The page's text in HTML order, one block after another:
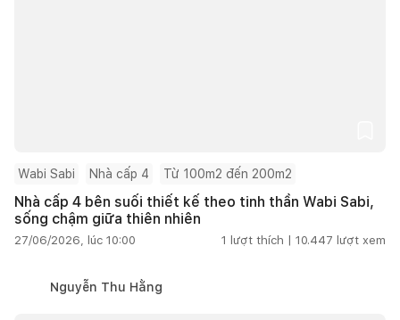
Wabi Sabi Nhà cấp 4 Từ 100m2 đến 200m2
Nhà cấp 4 bên suối thiết kế theo tinh thần Wabi Sabi,
sống chậm giữa thiên nhiên
27/06/2026, lúc 10:00 1 lượt thích | 10.447 lượt xem
Nguyễn Thu Hằng